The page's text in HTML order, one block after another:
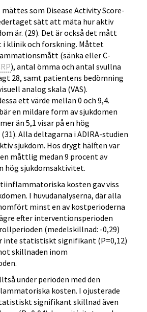
som Disease Activity Score-
sätt att mäta hur aktiv
är. (29). Det är också det mått
i klinik och forskning. Måttet
(sänka eller C-
), antal ömma och antal svullna
28, samt patientens bedömning
analog skala (VAS).
ett värde mellan 0 och 9,4.
en mildare form av sjukdomen
än 5,1 visar på en hög
Alla deltagarna i ADIRA-studien
sjukdom. Hos drygt hälften var
måttlig medan 9 procent av
hög sjukdomsaktivitet.
kosten gav viss
I huvudanalyserna, där alla
minst en av kostperioderna
efter interventionsperioden
(medelskillnad: -0,29)
inte statistiskt signifikant (P=0,12)
skillnaden inom
under perioden med den
kosten. I ojusterade
signifikant skillnad även